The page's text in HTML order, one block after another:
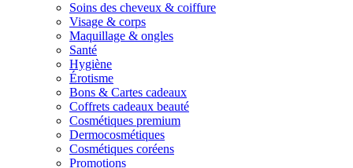
Soins des cheveux & coiffure
Visage & corps
Maquillage & ongles
Santé
Hygiène
Érotisme
Bons & Cartes cadeaux
Coffrets cadeaux beauté
Cosmétiques premium
Dermocosmétiques
Cosmétiques coréens
Promotions